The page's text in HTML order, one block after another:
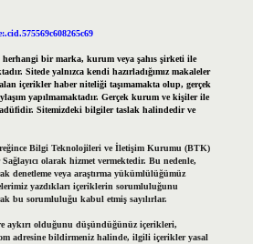
herhangi bir marka, kurum veya şahıs şirketi ile
Sitede yalnızca kendi hazırladığımız makaleler
içerikler haber niteliği taşımamakta olup, gerçek
yapılmamaktadır. Gerçek kurum ve kişiler ile
Sitemizdeki bilgiler taslak halindedir ve
Bilgi Teknolojileri ve İletişim Kurumu (BTK)
olarak hizmet vermektedir. Bu nedenle,
denetleme veya araştırma yükümlülüğümüz
yazdıkları içeriklerin sorumluluğunu
bu sorumluluğu kabul etmiş sayılırlar.
aykırı olduğunu düşündüğünüz içerikleri,
adresine bildirmeniz halinde, ilgili içerikler yasal